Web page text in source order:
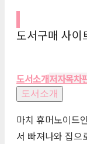
도서구매 사이
도서소개저자목차
도서소개
마치 휴머노이드
서 빠져나와 집으